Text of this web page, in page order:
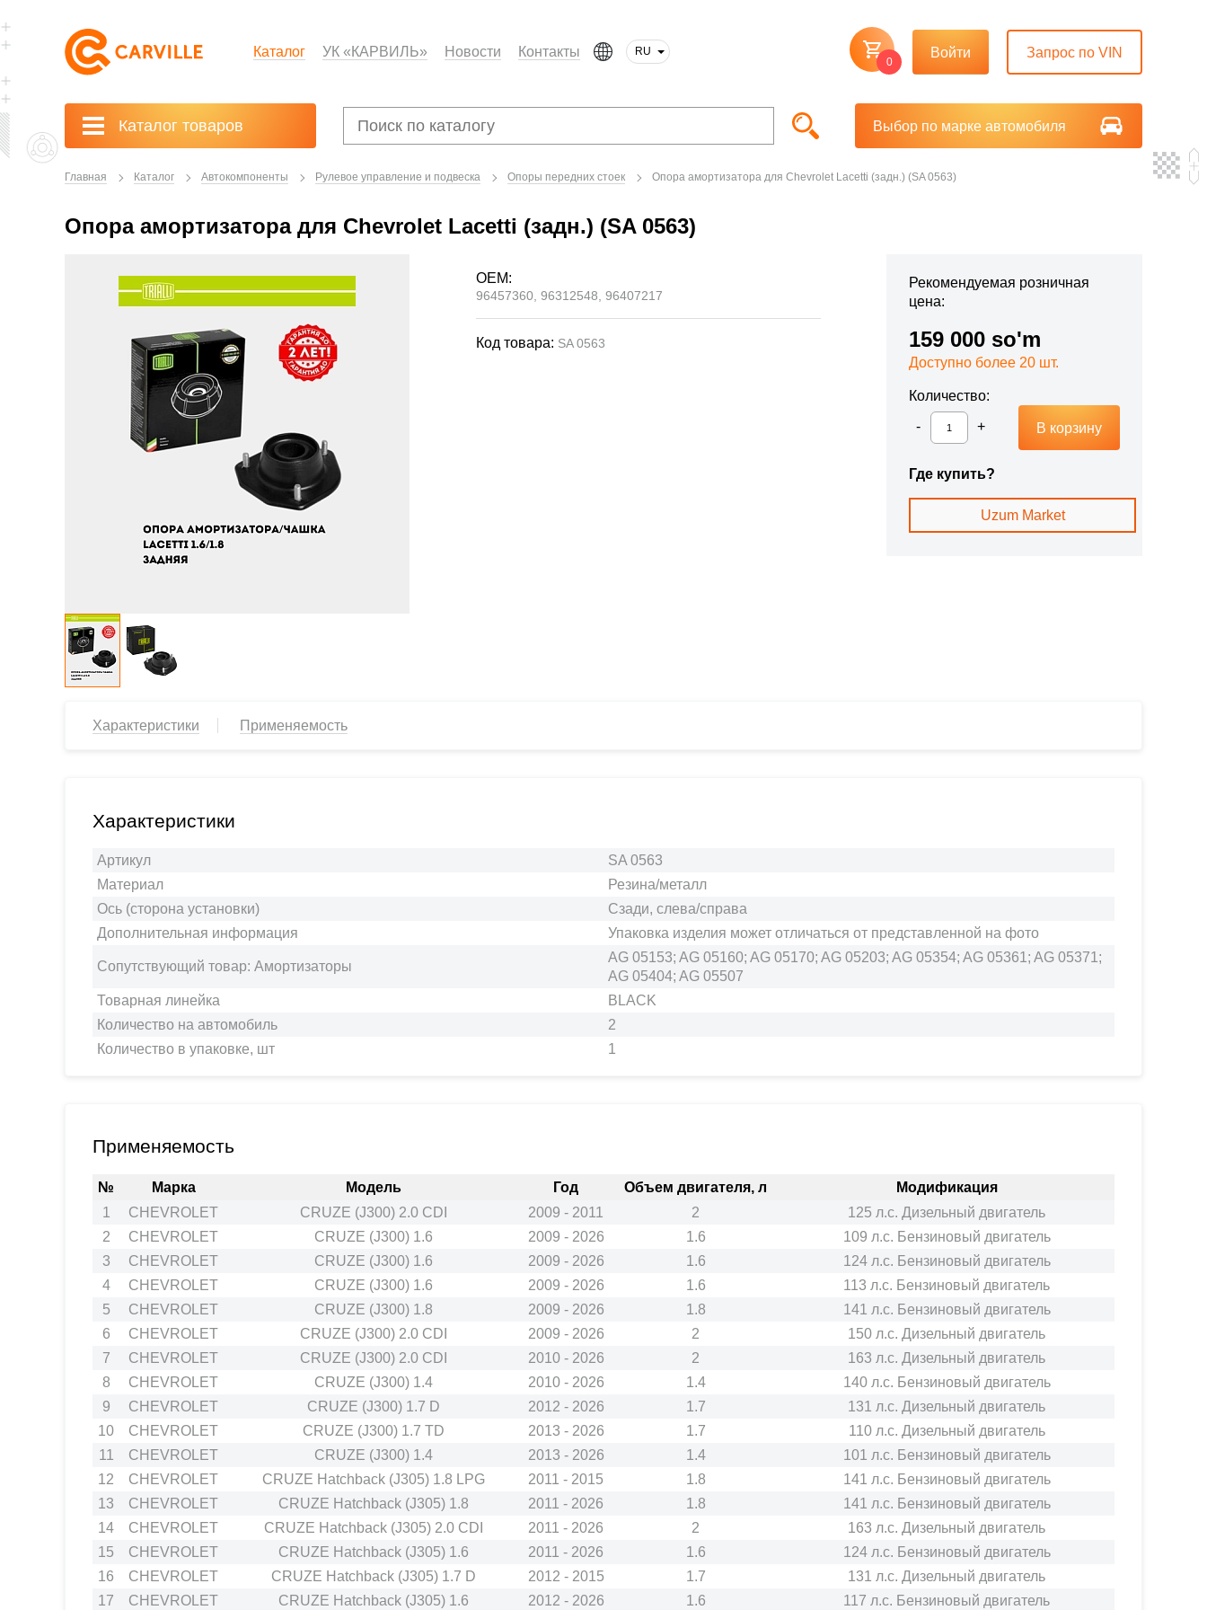
Каталог УК «КАРВИЛЬ» Новости Контакты
RU
0
Войти Запрос по VIN
Каталог товаров Выбор по марке автомобиля
Главная Каталог Автокомпоненты Рулевое управление и подвеска Опоры передних стоек Опора амортизатора для Chevrolet Lacetti (задн.) (SA 0563)
Опора амортизатора для Chevrolet Lacetti (задн.) (SA 0563)
OEM:
96457360, 96312548, 96407217
Код товара: SA 0563
Рекомендуемая розничная
цена:
159 000 so'm
Доступно более 20 шт.
Количество:
В корзину
Где купить?
Uzum Market
Характеристики Применяемость
Характеристики
Артикул
SA 0563
Материал
Резина/металл
Ось (сторона установки)
Сзади, слева/справа
Дополнительная информация
Упаковка изделия может отличаться от представленной на фото
Сопутствующий товар: Амортизаторы
AG 05153; AG 05160; AG 05170; AG 05203; AG 05354; AG 05361; AG 05371;
AG 05404; AG 05507
Товарная линейка
BLACK
Количество на автомобиль
2
Количество в упаковке, шт
1
Применяемость
№ Марка Модель Год Объем двигателя, л
Модификация
1
CHEVROLET CRUZE (J300) 2.0 CDI 2009 - 2011 2
125 л.с. Дизельный двигатель
2
CHEVROLET CRUZE (J300) 1.6 2009 - 2026 1.6
109 л.с. Бензиновый двигатель
3
CHEVROLET CRUZE (J300) 1.6 2009 - 2026 1.6
124 л.с. Бензиновый двигатель
4
CHEVROLET CRUZE (J300) 1.6 2009 - 2026 1.6
113 л.с. Бензиновый двигатель
5
CHEVROLET CRUZE (J300) 1.8 2009 - 2026 1.8
141 л.с. Бензиновый двигатель
6
CHEVROLET CRUZE (J300) 2.0 CDI 2009 - 2026 2
150 л.с. Дизельный двигатель
7
CHEVROLET CRUZE (J300) 2.0 CDI 2010 - 2026 2
163 л.с. Дизельный двигатель
8
CHEVROLET CRUZE (J300) 1.4 2010 - 2026 1.4
140 л.с. Бензиновый двигатель
9
CHEVROLET CRUZE (J300) 1.7 D 2012 - 2026 1.7
131 л.с. Дизельный двигатель
10
CHEVROLET CRUZE (J300) 1.7 TD 2013 - 2026 1.7
110 л.с. Дизельный двигатель
11
CHEVROLET CRUZE (J300) 1.4 2013 - 2026 1.4
101 л.с. Бензиновый двигатель
12
CHEVROLET CRUZE Hatchback (J305) 1.8 LPG 2011 - 2015 1.8
141 л.с. Бензиновый двигатель
13
CHEVROLET CRUZE Hatchback (J305) 1.8 2011 - 2026 1.8
141 л.с. Бензиновый двигатель
14
CHEVROLET CRUZE Hatchback (J305) 2.0 CDI 2011 - 2026 2
163 л.с. Дизельный двигатель
15
CHEVROLET CRUZE Hatchback (J305) 1.6 2011 - 2026 1.6
124 л.с. Бензиновый двигатель
16
CHEVROLET CRUZE Hatchback (J305) 1.7 D 2012 - 2015 1.7
131 л.с. Дизельный двигатель
17
CHEVROLET CRUZE Hatchback (J305) 1.6 2012 - 2026 1.6 117 л.с. Бензиновый двигатель